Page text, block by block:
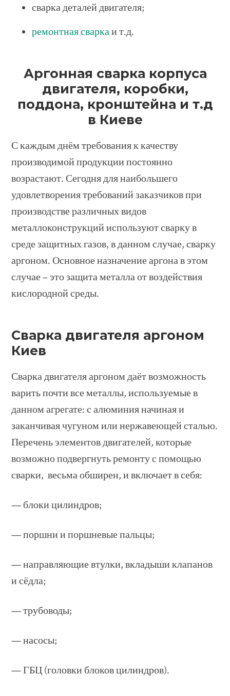
сварка деталей двигателя;
ремонтная сваркаи т.д.
Аргонная сварка корпуса
двигателя, коробки,
поддона, кронштейна и т.д
в Киеве
С каждым днём требования к качеству
производимой продукции постоянно
возрастают. Сегодня для наибольшего
удовлетворения требований заказчиков при
производстве различных видов
металлоконструкций используют сварку в
среде защитных газов, в данном случае, сварку
аргоном. Основное назначение аргона в этом
случае – это защита металла от воздействия
кислородной среды.
Сварка двигателя аргоном
Киев
Сварка двигателя аргоном даёт возможность
варить почти все металлы, используемые в
данном агрегате: с алюминия начиная и
заканчивая чугуном или нержавеющей сталью.
Перечень элементов двигателей, которые
возможно подвергнуть ремонту с помощью
сварки, весьма обширен, и включает в себя:
— блоки цилиндров;
— поршни и поршневые пальцы;
— направляющие втулки, вкладыши клапанов
и сёдла;
— трубоводы;
— насосы;
— ГБЦ (головки блоков цилиндров).